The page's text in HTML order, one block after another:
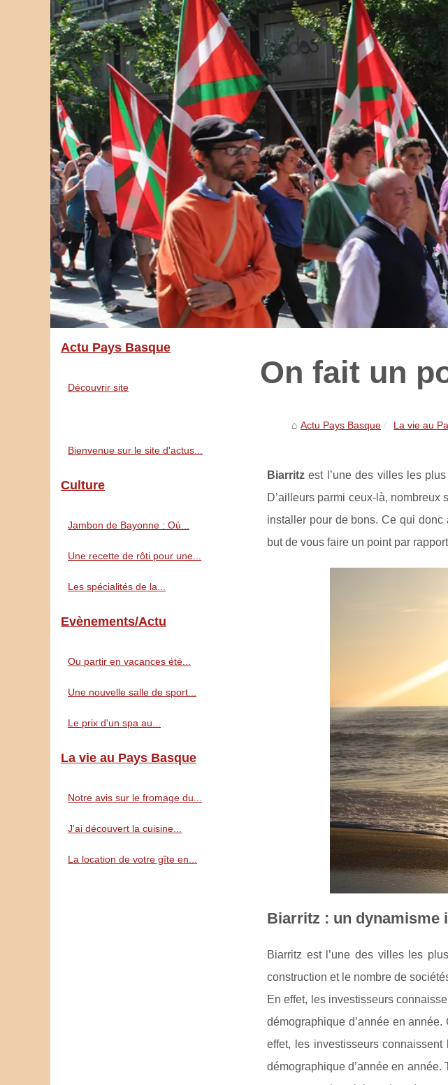
On fait un
Actu Pays Basque La vie au
Biarritz est l’une des villes les
D’ailleurs parmi ceux-là,
installer pour de bons. Ce qui donc
but de vous faire un point par
Biarritz : un dynamisme
Biarritz est l’une des villes les
construction et le nombre de
En effet, les investisseurs
démographique d’année en
effet, les investisseurs
démographique d’année en année.
Actu Pays Basque
Découvrir site
Bienvenue sur le site d'actus...
Culture
Jambon de Bayonne : Où...
Une recette de rôti pour une...
Les spécialités de la...
Evènements/Actu
Ou partir en vacances été...
Une nouvelle salle de sport...
Le prix d'un spa au...
La vie au Pays Basque
Notre avis sur le fromage du...
J'ai découvert la cuisine...
La location de votre gîte en...